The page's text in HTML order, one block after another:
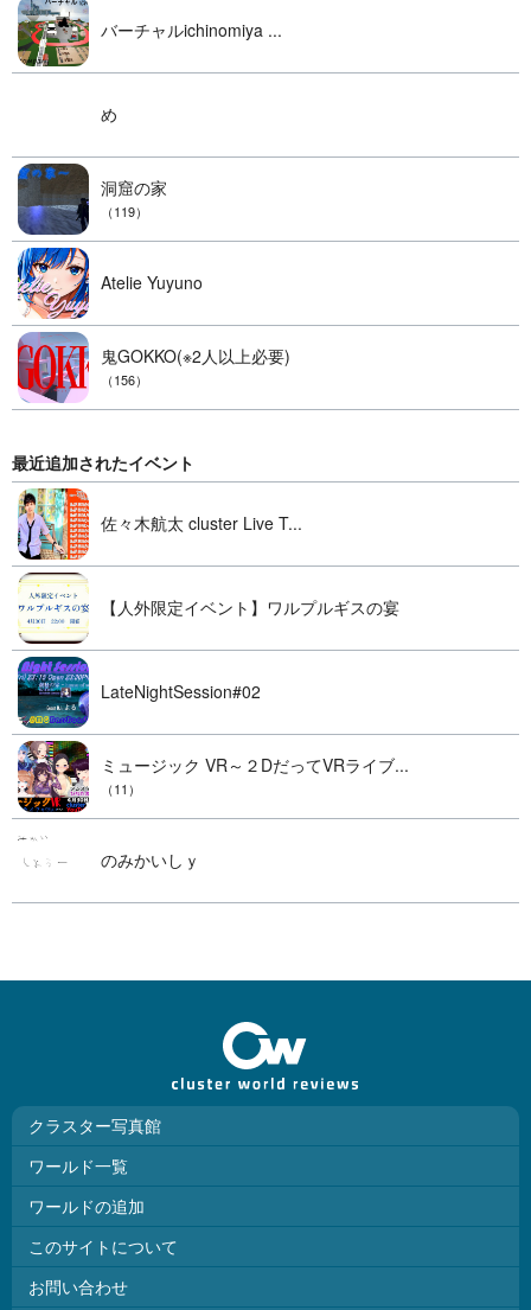
バーチャルichinomiya ...
め
洞窟の家
（119）
Atelie Yuyuno
鬼GOKKO(※2人以上必要)
（156）
最近追加されたイベント
佐々木航太 cluster Live T...
【人外限定イベント】ワルプルギスの宴
LateNightSession#02
ミュージック VR～２DだってVRライブ...
（11）
のみかいしｙ
クラスター写真館
ワールド一覧
ワールドの追加
このサイトについて
お問い合わせ